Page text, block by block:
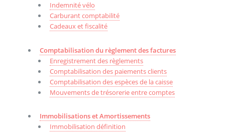
Indemnité vélo
Carburant comptabilité
Cadeaux et fiscalité
Comptabilisation du règlement des factures
Enregistrement des règlements
Comptabilisation des paiements clients
Comptabilisation des espèces de la caisse
Mouvements de trésorerie entre comptes
Immobilisations et Amortissements
Immobilisation définition